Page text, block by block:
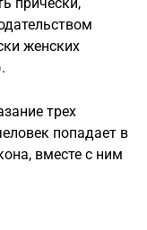
женских
трех
попадает в
вместе с ним